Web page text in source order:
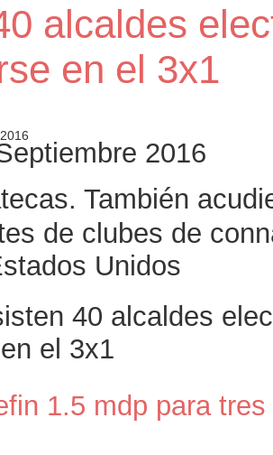
alcaldes
en el 3x1
2016
También
de clubes de
Unidos
40 alcaldes
el 3x1
1.5 mdp para